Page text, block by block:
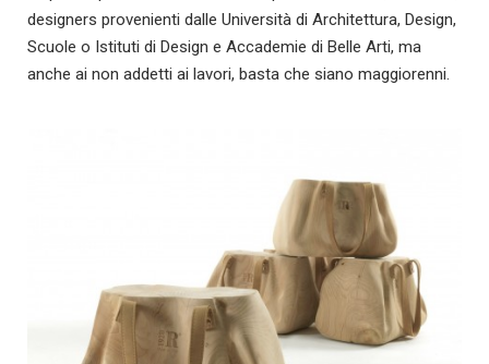
designers provenienti dalle Università di Architettura, Design,
Scuole o Istituti di Design e Accademie di Belle Arti, ma
anche ai non addetti ai lavori, basta che siano maggiorenni.